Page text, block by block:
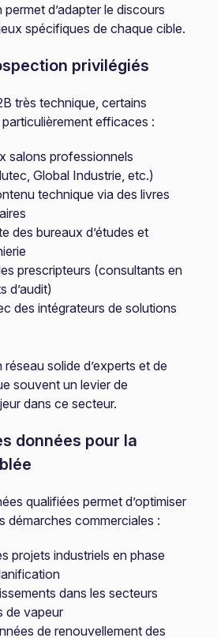
d’adapter le discours
spécifiques de chaque cible.
privilégiés
très technique, certains
efficaces :
salons professionnels
Global Industrie, etc.)
technique via des livres
des bureaux d’études et
prescripteurs (consultants en
d’audit)
des intégrateurs de solutions
réseau solide d’experts et de
souvent un levier de
dans ce secteur.
données pour la
qualifiées permet d’optimiser
démarches commerciales :
projets industriels en phase
dans les secteurs
de vapeur
de renouvellement des